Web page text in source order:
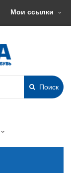
Мои ссылки
Поиск